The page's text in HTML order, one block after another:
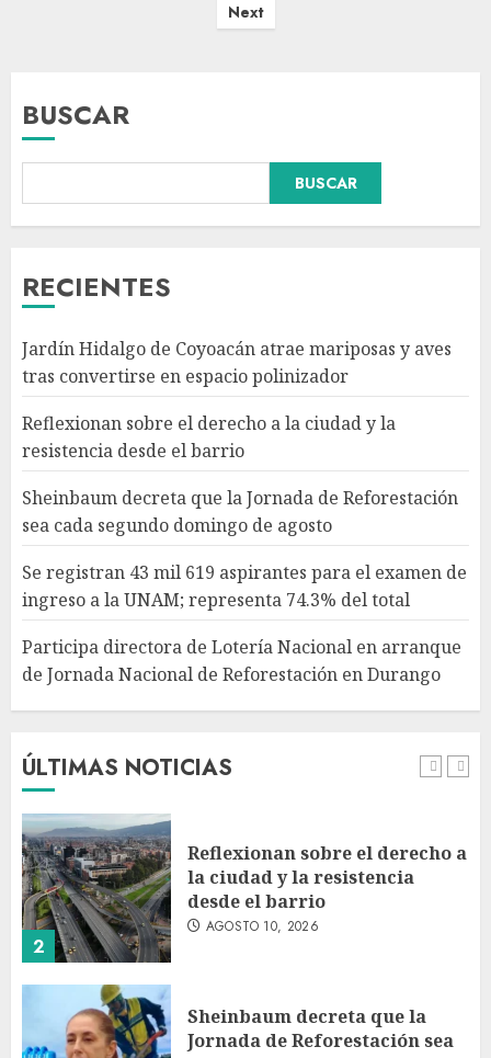
Next
BUSCAR
BUSCAR
RECIENTES
Jardín Hidalgo de Coyoacán atrae mariposas y aves
tras convertirse en espacio polinizador
Reflexionan sobre el derecho a la ciudad y la
resistencia desde el barrio
Sheinbaum decreta que la Jornada de Reforestación
sea cada segundo domingo de agosto
Se registran 43 mil 619 aspirantes para el examen de
ingreso a la UNAM; representa 74.3% del total
Participa directora de Lotería Nacional en arranque
de Jornada Nacional de Reforestación en Durango
ÚLTIMAS NOTICIAS
Sheinbaum decreta que la
Jornada de Reforestación sea
cada segundo domingo de
agosto
4
aspirantes para el examen de
ingreso a la UNAM; representa
74.3% del total
AGOSTO 10, 2026
5
Participa directora de Lotería
Nacional en arranque de
Jornada Nacional de
Reforestación en Durango
AGOSTO 10, 2026
1
Jardín Hidalgo de Coyoacán
AGOSTO 10, 2026
2
Reflexionan sobre el derecho a
la ciudad y la resistencia
desde el barrio
AGOSTO 10, 2026
Sheinbaum decreta que la
Jornada de Reforestación sea